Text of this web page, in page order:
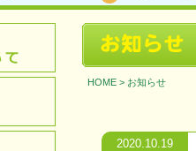
HOME> お知らせ
2020.10.19